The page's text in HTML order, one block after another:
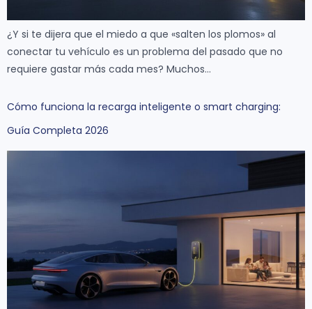
¿Y si te dijera que el miedo a que «salten los plomos» al
conectar tu vehículo es un problema del pasado que no
requiere gastar más cada mes? Muchos…
Cómo funciona la recarga inteligente o smart charging:
Guía Completa 2026